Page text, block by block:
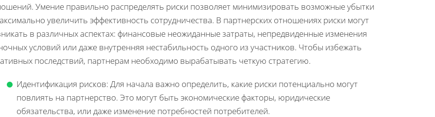
Умение правильно распределять риски позволяет минимизировать возможные убытки
увеличить эффективность сотрудничества. В партнерских отношениях риски могут
в различных аспектах: финансовые неожиданные затраты, непредвиденные изменения
условий или даже внутренняя нестабильность одного из участников. Чтобы избежать
последствий, партнерам необходимо вырабатывать четкую стратегию.
Идентификация рисков: Для начала важно определить, какие риски потенциально могут
повлиять на партнерство. Это могут быть экономические факторы, юридические
обязательства, или даже изменение потребностей потребителей.